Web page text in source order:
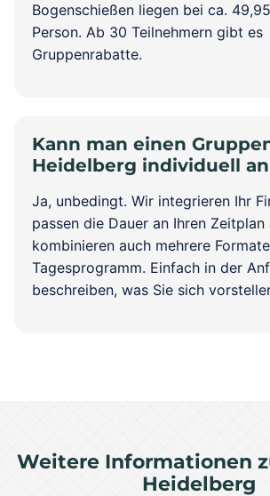
Bogenschießen liegen bei ca.
Person. Ab 30 Teilnehmern gibt es
Gruppenrabatte.
Kann man einen
Heidelberg individuell
Ja, unbedingt. Wir integrieren Ihr
passen die Dauer an Ihren Zeitplan
kombinieren auch mehrere
Tagesprogramm. Einfach in der
beschreiben, was Sie sich
Weitere Informationen
Heidelberg